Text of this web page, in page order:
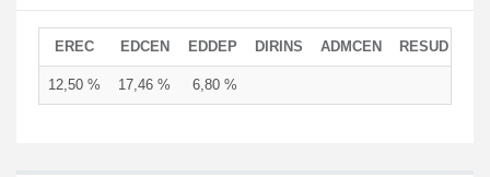
EREC EDCEN EDDEP DIRINS ADMCEN RESUD
12,50 % 17,46 % 6,80 %